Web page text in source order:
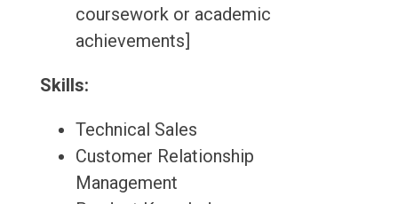
coursework or academic
achievements]
Skills:
Technical Sales
Customer Relationship
Management